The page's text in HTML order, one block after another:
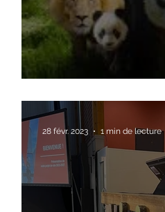
28 févr. 2023 1 min de lecture